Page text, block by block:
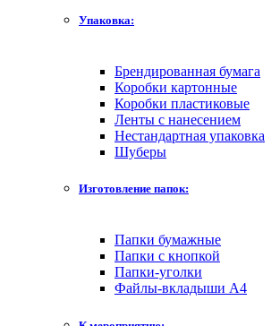
Упаковка:
Брендированная бумага
Коробки картонные
Коробки пластиковые
Ленты с нанесением
Нестандартная упаковка
Шуберы
Изготовление папок:
Папки бумажные
Папки с кнопкой
Папки-уголки
Файлы-вкладыши А4